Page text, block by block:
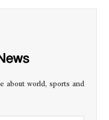
about world, sports and